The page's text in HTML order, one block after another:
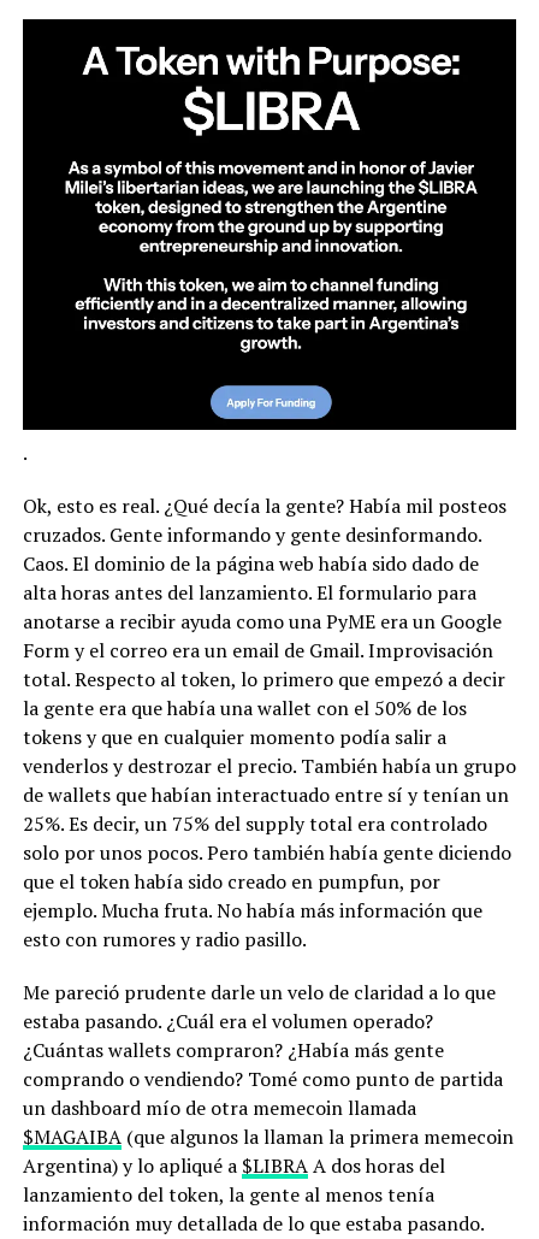
.
Ok, esto es real. ¿Qué decía la gente? Había mil posteos
cruzados. Gente informando y gente desinformando.
Caos. El dominio de la página web había sido dado de
alta horas antes del lanzamiento. El formulario para
anotarse a recibir ayuda como una PyME era un Google
Form y el correo era un email de Gmail. Improvisación
total. Respecto al token, lo primero que empezó a decir
la gente era que había una wallet con el 50% de los
tokens y que en cualquier momento podía salir a
venderlos y destrozar el precio. También había un grupo
de wallets que habían interactuado entre sí y tenían un
25%. Es decir, un 75% del supply total era controlado
solo por unos pocos. Pero también había gente diciendo
que el token había sido creado en pumpfun, por
ejemplo. Mucha fruta. No había más información que
esto con rumores y radio pasillo.
Me pareció prudente darle un velo de claridad a lo que
estaba pasando. ¿Cuál era el volumen operado?
¿Cuántas wallets compraron? ¿Había más gente
comprando o vendiendo? Tomé como punto de partida
un dashboard mío de otra memecoin llamada
$MAGAIBA(que algunos la llaman la primera memecoin
Argentina) y lo apliqué a $LIBRAA dos horas del
lanzamiento del token, la gente al menos tenía
información muy detallada de lo que estaba pasando.